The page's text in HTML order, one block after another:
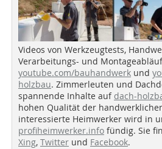
Videos von Werkzeugtests,
Verarbeitungs- und
youtube.com/bauhandwerk und
holzbau. Zimmerleuten und
spannende Inhalte auf dach-
hohen Qualität der
interessierte Heimwerker wird in
profiheimwerker.info fündig. Sie
Xing, Twitter und Facebook.